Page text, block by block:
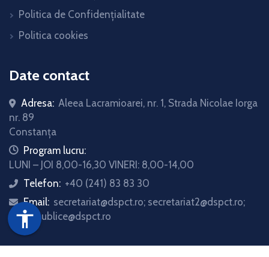
accessibility
Politica de Confidențialitate
Politica cookies
Date contact
Adresa: Aleea Lacramioarei, nr. 1, Strada Nicolae Iorga
nr. 89
Constanța
iconProgram lucru:
LUNI – JOI 8,00-16,30 VINERI: 8,00-14,00
icon
Telefon: +40 (241) 83 83 30
icon
Email: secretariat@dspct.ro; secretariat2@dspct.ro;
relatii.publice@dspct.ro